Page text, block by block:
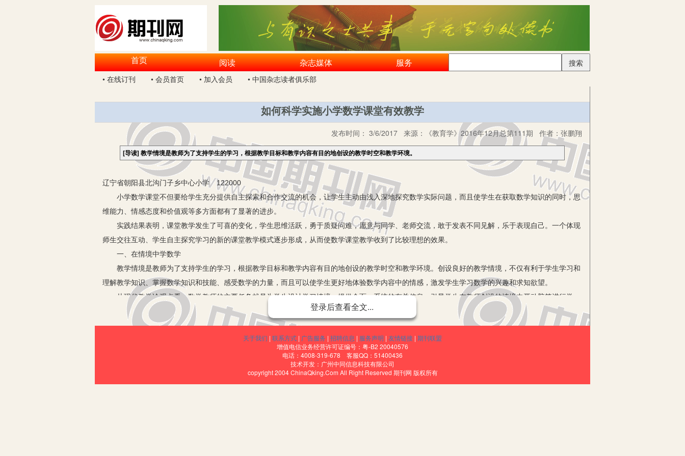
首页 阅读 杂志媒体 服务
搜索
• 在线订刊
• 会员首页 • 加入会员 • 中国杂志读者俱乐部
如何科学实施小学数学课堂有效教学
发布时间： 3/6/2017 来源： 《教育学》2016年12月总第111期 作者： 张鹏翔
[导读]教学情境是教师为了支持学生的学习，根据教学目标和教学内容有目的地创设的教学时空和教学环境。
辽宁省朝阳县北沟门子乡中心小学 122000
小学数学课堂不但要给学生充分提供自主探索和合作交流的机会，让学生主动由浅入深地探究数学实际问题，而且使学生在获取数学知识的同时，思
维能力、情感态度和价值观等多方面都有了显著的进步。
实践结果表明，课堂教学发生了可喜的变化，学生思维活跃，勇于质疑问难，愿意与同学、老师交流，敢于发表不同见解，乐于表现自己。一个体现
师生交往互动、学生自主探究学习的新的课堂教学模式逐步形成，从而使数学课堂教学收到了比较理想的效果。
一、在情境中学数学
教学情境是教师为了支持学生的学习，根据教学目标和教学内容有目的地创设的教学时空和教学环境。创设良好的教学情境，不仅有利于学生学习和
理解教学知识、掌握数学知识和技能、感受数学的力量，而且可以使学生更好地体验数学内容中的情感，激发学生学习数学的兴趣和求知欲望。
从现代教学论观点看，数学教师的主要任务就是为学生设计学习情境，提供全面、系统的有关信息，引导学生在教师创设的情境中开动脑筋进行学
习。比如教师创设故事情境，使原本抽象的数学内容赋予了活生生的生命灵性，让学生主动地进入日常生活角色的体验中，既凸现了毫米与厘米的本质联
系，又使学生在其中受到了“尺有所短，寸有所长”之理的熏陶。
二、增强学生自信，培养学生自主参与意识、参与能力
根据低年级学生的年龄特征，他们活泼好动，对什么新事物都好奇，比较容易调动学习积极性，但也存在对老师依赖的特点，不知该怎样学习。因
此，要使学生真正主动参与到学习中来，我们应该使他们在积极的准备状态下参与学习活动，让他们相信“我能行”、“我能做”，从而满怀信心参与学习活
登录后查看全文...
关于我们 | 联系方式 | 广告服务 | 招聘信息 | 服务声明 | 友情链接 | 期刊联盟
增值电信业务经营许可证编号：粤-B2 20040576
电话：4008-319-678 客服QQ：51400436
技术开发：广州中同信息科技有限公司
copyright 2004 ChinaQking.Com All Right Reserved 期刊网 版权所有